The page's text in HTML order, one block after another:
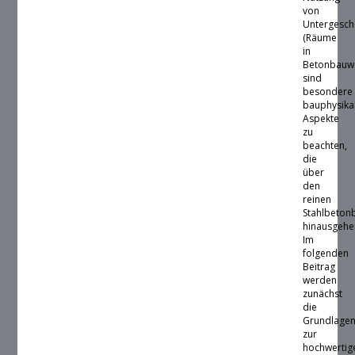
von
(Räume
in
sind
besondere
Aspekte
zu
beachten,
die
über
den
reinen
Im
folgenden
Beitrag
werden
zunächst
die
zur